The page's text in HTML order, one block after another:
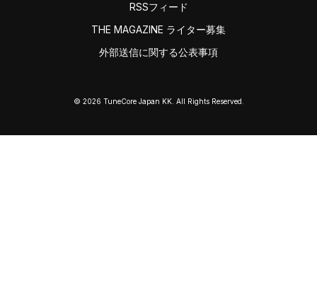
RSSフィード
THE MAGAZINE ライター募集
外部送信に関する公表事項
© 2026 TuneCore Japan KK. All Rights Reserved.